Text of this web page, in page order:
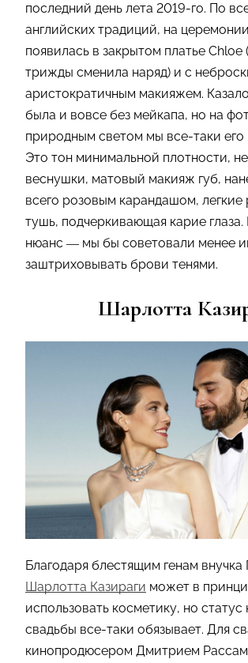
последний день лета 2019-го. По
английских традиций, на
появилась в закрытом платье
трижды сменила наряд) и с
аристократичным макияжем.
была и вовсе без мейкапа, но на
природным светом мы все-таки его
Это тон минимальной плотности,
веснушки, матовый макияж губ,
всего розовым карандашом, легкие
тушь, подчеркивающая карие
нюанс — мы бы советовали менее
заштриховывать брови тенями.
Шарлотта
Благодаря блестящим генам внучка
Шарлотта Казираги может в
использовать косметику, но
свадьбы все-таки обязывает. Для
кинопродюсером Дмитрием